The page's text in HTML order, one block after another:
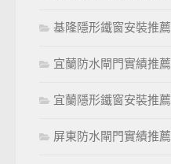
基隆隱形鐵窗安裝推薦
宜蘭防水閘門實績推薦
宜蘭隱形鐵窗安裝推薦
屏東防水閘門實績推薦